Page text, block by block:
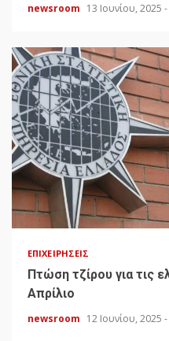
newsroom 13 Ιουνίου, 2025
ΕΠΙΧΕΙΡΉΣΕΙΣ
Πτώση τζίρου για τις
Απρίλιο
newsroom 12 Ιουνίου, 2025